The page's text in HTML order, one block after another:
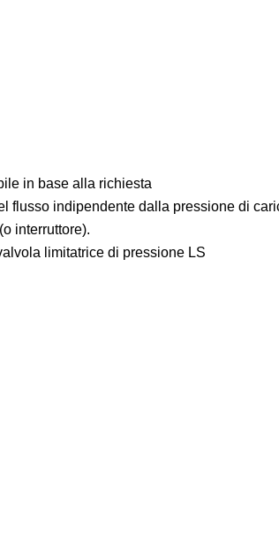
in base alla richiesta
flusso indipendente dalla pressione di
interruttore).
limitatrice di pressione LS